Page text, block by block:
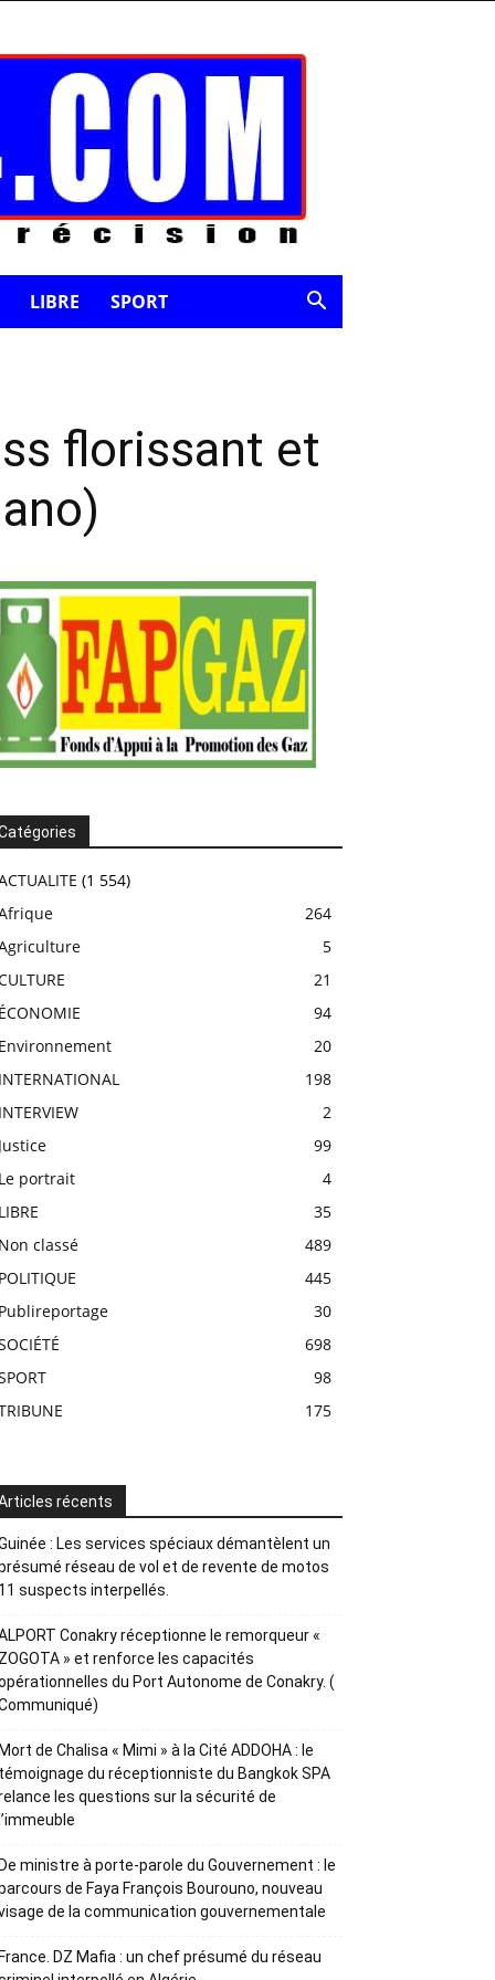
LIBRE SPORT
florissant et
(1 554)
264
5
21
ÉCONOMIE
94
Environnement
20
INTERNATIONAL
198
INTERVIEW
2
Justice
99
Le portrait
4
LIBRE
35
Non classé
489
POLITIQUE
445
Publireportage
30
698
98
175
récents
: Les services spéciaux démantèlent un
réseau de vol et de revente de motos
11 suspects interpellés.
Conakry réceptionne le remorqueur «
ZOGOTA » et renforce les capacités
du Port Autonome de Conakry. (
Mort de Chalisa « Mimi » à la Cité ADDOHA : le
témoignage du réceptionniste du Bangkok SPA
les questions sur la sécurité de
l’immeuble
De ministre à porte-parole du Gouvernement : le
de Faya François Bourouno, nouveau
de la communication gouvernementale
France. DZ Mafia : un chef présumé du réseau